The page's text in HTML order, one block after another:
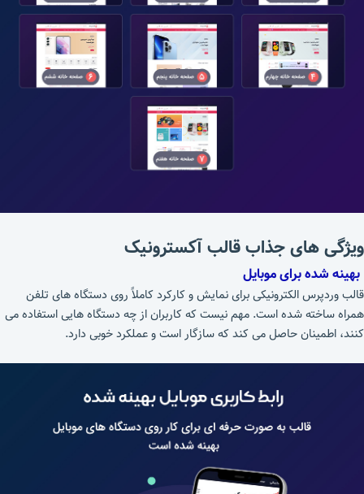
ویژگی های جذاب قالب آکسترونیک
بهینه شده برای موبایل
قالب وردپرس الکترونیکی برای نمایش و کارکرد کاملاً روی دستگاه های تلفن
همراه ساخته شده است. مهم نیست که کاربران از چه دستگاه هایی استفاده می
کنند، اطمینان حاصل می کند که سازگار است و عملکرد خوبی دارد.